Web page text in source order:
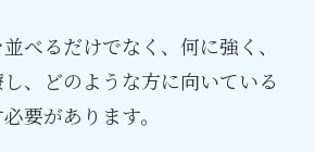
べるだけでなく、何に強く、
、どのような方に向いている
要があります。